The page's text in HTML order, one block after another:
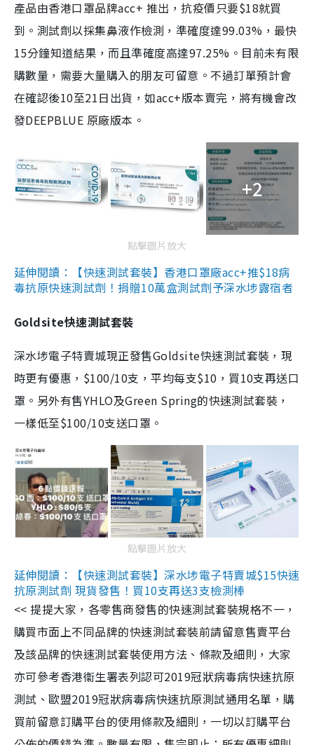
產品由香港口罩品牌acc+ 推出，抗疫價只要$18就買
到。測試劑以採集鼻液作檢測，準確度達99.03%，最快
15分鐘知道結果，而且準確度高達97.25%。目前未有限
購數量，需要大量購入的朋友可留意。不過訂單預計會
在確認後10至21日出貨，如acc+版本賣完，將有機會改
發DEEPBLUE 原廠版本。
+2
點擊圖片放大
延伸閱讀：【快速測試套裝】香港口罩廠acc+推$18病
毒抗原快速測試劑！捐贈10萬盒測試劑予深水埗露宿者
Goldsite快速測試套裝
深水埗電子特賣城現正發售Goldsite快速測試套裝，現
時更有優惠，$100/10支，平均每支$10，買10支再送口
罩。另外有售YHLO及Green Spring的快速測試套裝，
一樣低至$100/10支送口罩。
點擊圖片放大
延伸閱讀：【快速測試套裝】深水埗電子特賣城$15快速
抗原測試劑 現貨發售！買10支再送3支檢測棒
<< 提提大家，各零售商發售的快速測試套裝規格不一，
購買市面上不同品牌的快速測試套裝前請留意售賣平台
及該品牌的快速測試套裝使用方法、條款及細則，大家
亦可參考香港衞生署表列認可2019冠狀病毒病快速抗原
測試、歐盟2019冠狀病毒病快速抗原測試通用名單，購
買前留意訂購平台的使用條款及細則，一切以訂購平台